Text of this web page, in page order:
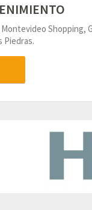
Shopping,
Piedras.